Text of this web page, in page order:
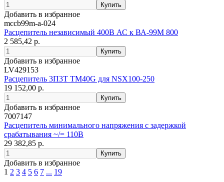
Добавить в избранное
mccb99m-a-024
Расцепитель независимый 400В АС к ВА-99М 800
2 585,42 р.
Добавить в избранное
LV429153
Расцепитель 3П3T TM40G для NSX100-250
19 152,00 р.
Добавить в избранное
7007147
Расцепитель минимального напряжения с задержкой
срабатывания ~/= 110B
29 382,85 р.
Добавить в избранное
1 2 3 4 5 6 7 ... 19